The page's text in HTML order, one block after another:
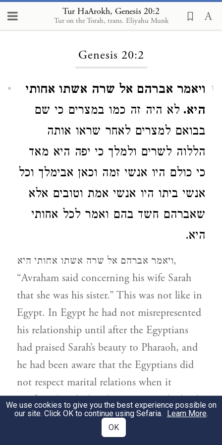
Tur HaArokh, Genesis 20:2
Tur on the Torah, trans. Eliyahu Munk
Loading...
Genesis 20:2
1
ויאמר אברהם אל שרה אשתו אחותי
היא. לא היה זה כמו במצרים כי שם
בבואם למצרים לאחר שראו אותה
הללוה לשרים ולמלך כי יפה היא מאד
כי כולם היו אנשי זמה וכאן אבימלך וכל
אנשי ביתו היו אנשי אמת וטובים אלא
שאברהם חשד בהם ואמר לכל אחותי
היא.
ויאמר אברהם אל שרה אשתו אחותי היא,
“Avraham said concerning his wife Sarah
that she was his sister.” This was not like in
Egypt. In Egypt he had not misrepresented
his relationship until after the Egyptians
had praised Sarah’s beauty to Pharaoh, and
he had been aware that the Egyptians did
not respect marital relations when it
conflicted with their lust. Here in the land
of the Philistines, Avimelech and his
servants were civilized, and observed the
We use cookies to give you the best experience possible on
our site. Click OK to continue using Sefaria. Learn More.
OK